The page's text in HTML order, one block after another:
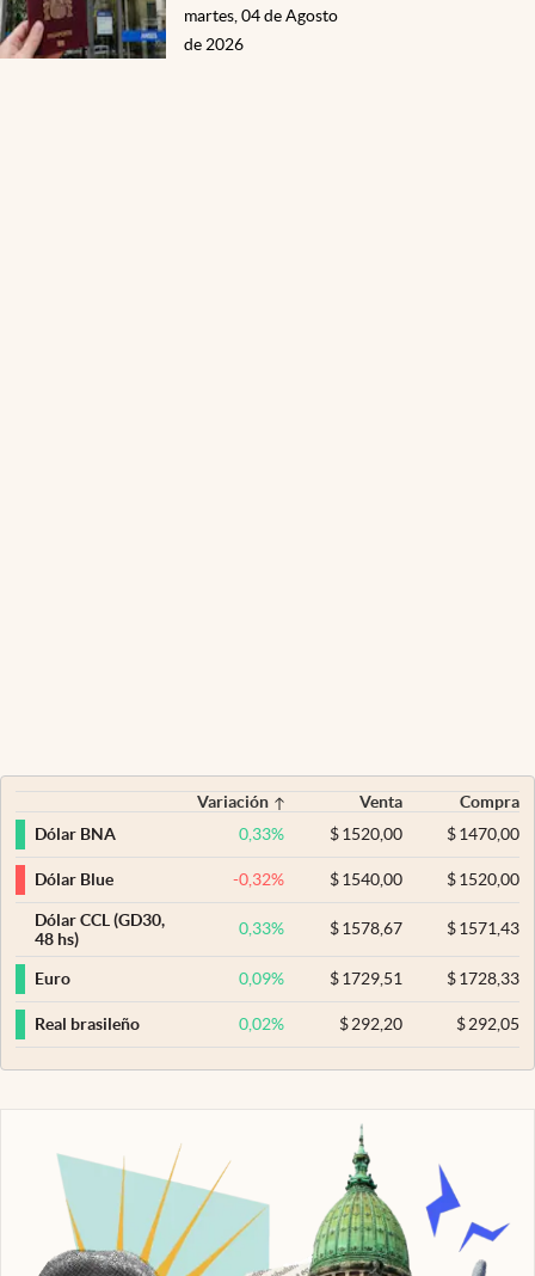
martes, 04 de Agosto
de 2026
Variación Venta
Compra
Dólar BNA
0,33% $ 1520,00 $1470,00
Dólar Blue -0,32% $ 1540,00 $1520,00
Dólar CCL (GD30,
48 hs)
0,33% $ 1578,67 $1571,43
Euro 0,09% $ 1729,51 $1728,33
Real brasileño 0,02% $ 292,20 $292,05